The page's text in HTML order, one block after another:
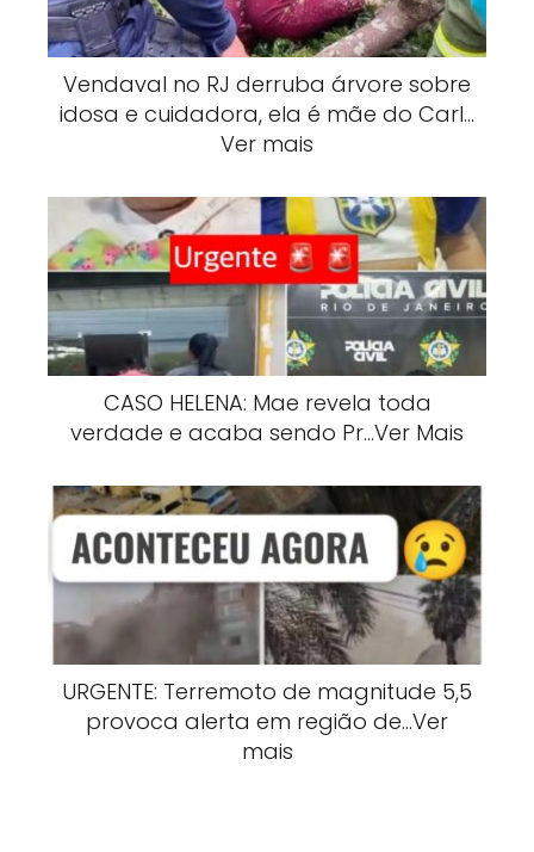
Vendaval no RJ derruba árvore sobre
idosa e cuidadora, ela é mãe do Carl…
Ver mais
CASO HELENA: Mae revela toda
verdade e acaba sendo Pr…Ver Mais
URGENTE: Terremoto de magnitude 5,5
provoca alerta em região de…Ver
mais